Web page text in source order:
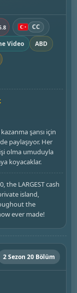
CC
Video
ABD
şansı için
paylaşıyor. Her
olma umuduyla
koyacaklar.
the LARGEST cash
island,
the
ever made!
2 Sezon 20 Bölüm